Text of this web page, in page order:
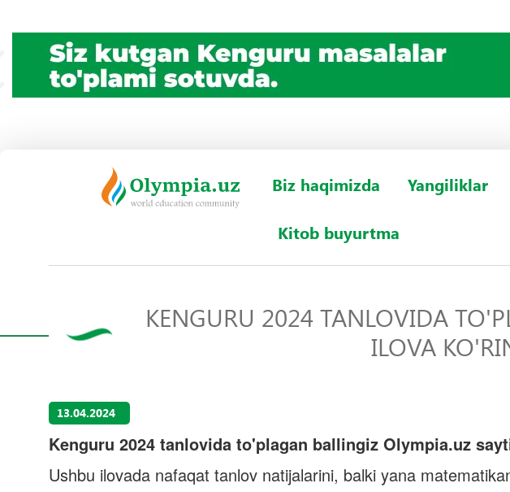
Biz haqimizda Yangiliklar
Kitob buyurtma
KENGURU 2024 TANLOVIDA
ILOVA
13.04.2024
Kenguru 2024 tanlovida to'plagan ballingiz Olympia.uz
Ushbu ilovada nafaqat tanlov natijalarini, balki yana